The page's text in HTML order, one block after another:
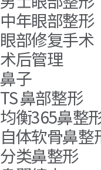
中年眼部整形
眼部修复手术
术后管理
鼻子
TS 鼻部整形
均衡365鼻整
自体软骨鼻整
分类鼻整形